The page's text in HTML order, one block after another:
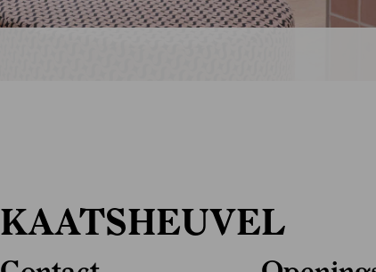
KAATSHEUVEL